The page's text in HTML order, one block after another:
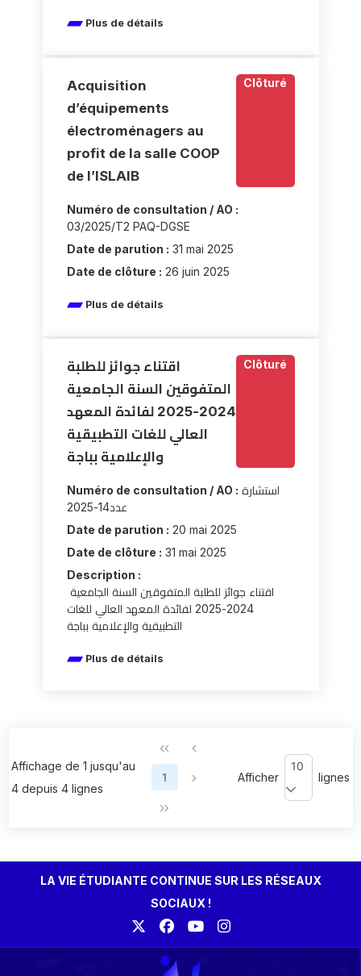
Plus de détails
Acquisition
d’équipements
électroménagers au
profit de la salle COOP
de l’ISLAIB
Clôturé
Numéro de consultation / AO :
03/2025/T2 PAQ-DGSE
Date de parution : 31 mai 2025
Date de clôture : 26 juin 2025
Plus de détails
اقتناء جوائز للطلبة
المتفوقين السنة الجامعية
2024-2025 لفائدة المعهد
العالي للغات التطبيقية
والإعلامية بباجة
Clôturé
Numéro de consultation / AO :
عدد14-2025
Date de parution : 20 mai 2025
Date de clôture : 31 mai 2025
Description :
اقتناء جوائز للطلبة المتفوقين السنة الجامعية
2024-2025 لفائدة المعهد العالي للغات
التطبيقية والإعلامية بباجة
Plus de détails
Affichage de 1 jusqu'au
4 depuis 4 lignes
1 Afficher
10
lignes
LA VIE ÉTUDIANTE CONTINUE SUR LES RÉSEAUX
SOCIAUX !